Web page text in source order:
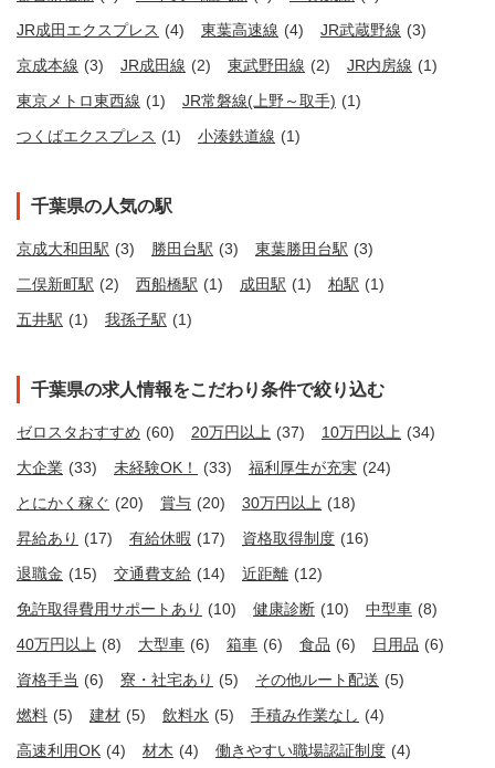
JR成田エクスプレス (4) 東葉高速線 (4) JR武蔵野線 (3)
京成本線 (3) JR成田線 (2) 東武野田線 (2) JR内房線 (1)
東京メトロ東西線 (1) JR常磐線(上野～取手) (1)
つくばエクスプレス (1) 小湊鉄道線 (1)
千葉県の人気の駅
京成大和田駅 (3) 勝田台駅 (3) 東葉勝田台駅 (3)
二俣新町駅 (2) 西船橋駅 (1) 成田駅 (1) 柏駅 (1)
五井駅 (1) 我孫子駅 (1)
千葉県の求人情報をこだわり条件で絞り込む
ゼロスタおすすめ (60) 20万円以上 (37) 10万円以上 (34)
大企業 (33) 未経験OK！ (33) 福利厚生が充実 (24)
とにかく稼ぐ (20) 賞与 (20) 30万円以上 (18)
昇給あり (17) 有給休暇 (17) 資格取得制度 (16)
退職金 (15) 交通費支給 (14) 近距離 (12)
免許取得費用サポートあり (10) 健康診断 (10) 中型車 (8)
40万円以上 (8) 大型車 (6) 箱車 (6) 食品 (6) 日用品 (6)
資格手当 (6) 寮・社宅あり (5) その他ルート配送 (5)
燃料 (5) 建材 (5) 飲料水 (5) 手積み作業なし (4)
高速利用OK (4) 材木 (4) 働きやすい職場認証制度 (4)